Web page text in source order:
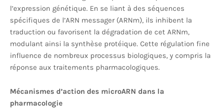
l’expression génétique. En se liant à des séquences
spécifiques de l’ARN messager (ARNm), ils inhibent la
traduction ou favorisent la dégradation de cet ARNm,
modulant ainsi la synthèse protéique. Cette régulation fine
influence de nombreux processus biologiques, y compris la
réponse aux traitements pharmacologiques.
Mécanismes d’action des microARN dans la
pharmacologie